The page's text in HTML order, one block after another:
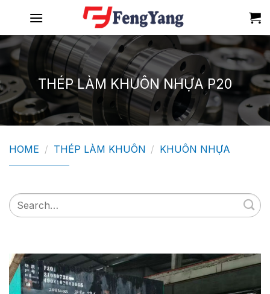
content
THÉP LÀM KHUÔN NHỰA P20
HOME / THÉP LÀM KHUÔN / KHUÔN NHỰA
Search
for: